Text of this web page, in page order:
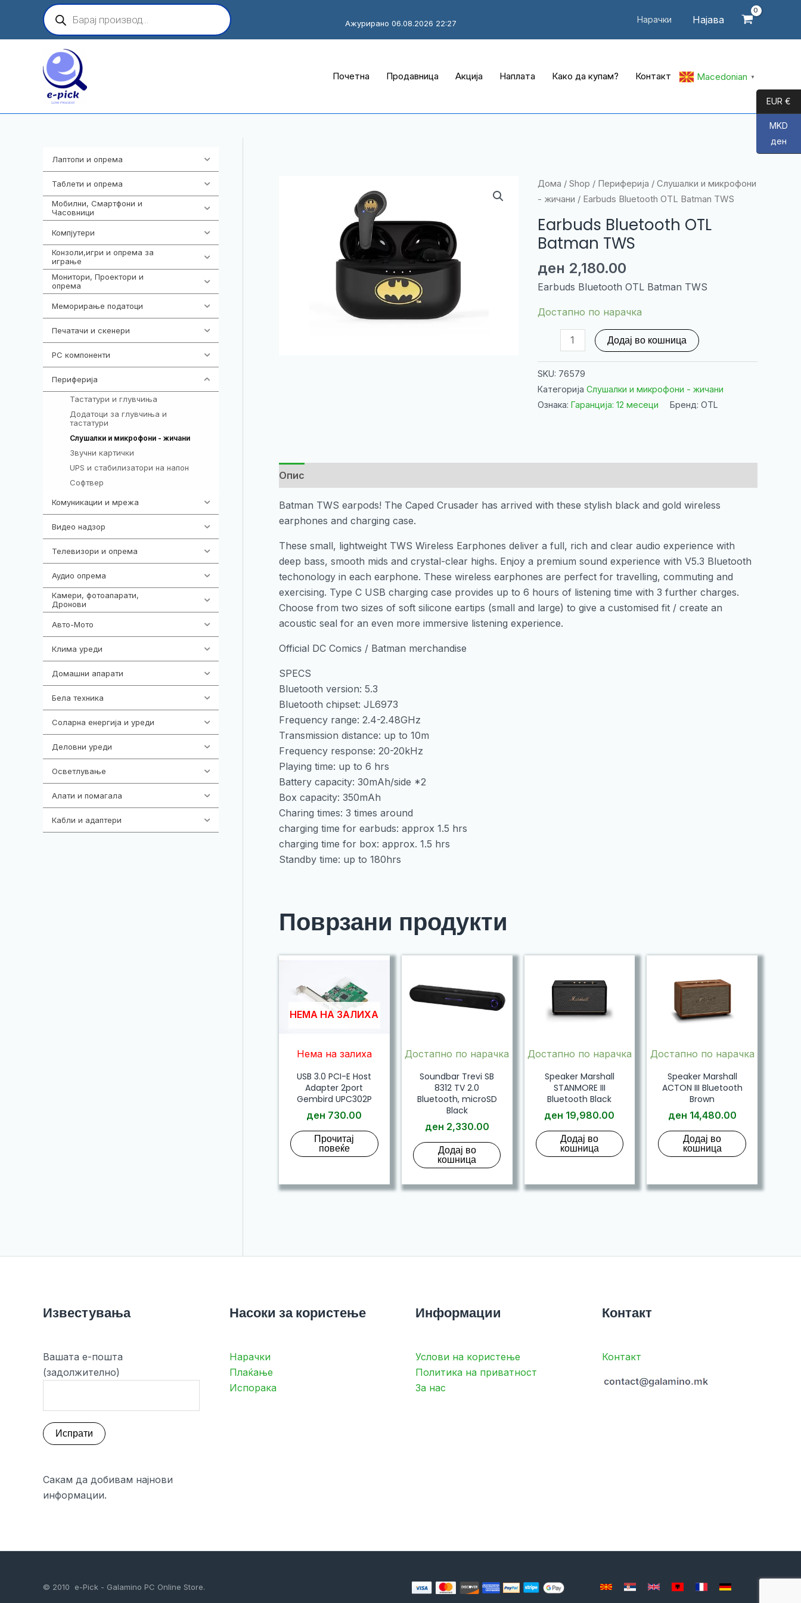
content
Products
search
Нарачки Најава
Ажурирано 06.08.2026 22:27
Почетна Продавница Акција Наплата Како да купам? Контакт Macedonian ▼
Лаптопи и опрема
Таблети и опрема
Мобилни, Смартфони и
Часовници
Компјутери
Конзоли,игри и опрема за
играње
Монитори, Проектори и
опрема
Меморирање податоци
Печатачи и скенери
PC компоненти
Периферија
Тастатури и глувчиња
Додатоци за глувчиња и
тастатури
Слушалки и микрофони - жичани
Звучни картички
UPS и стабилизатори на напон
Софтвер
Комуникации и мрежа
Видео надзор
Телевизори и опрема
Аудио опрема
Камери, фотоапарати,
Дронови
Авто-Мото
Клима уреди
Домашни апарати
Бела техника
Соларна енергија и уреди
Деловни уреди
Осветлување
Алати и помагала
Кабли и адаптери
Дома / Shop / Периферија / Слушалки и микрофони
- жичани / Earbuds Bluetooth OTL Batman TWS
Earbuds Bluetooth OTL
Batman TWS
ден 2,180.00
Earbuds Bluetooth OTL Batman TWS
Достапно по нарачка
Earbuds
Bluetooth
количина
Додај во кошница
SKU: 76579
Категорија Слушалки и микрофони - жичани
Ознака: Гаранција: 12 месеци Бренд: OTL
Опис
Batman TWS earpods! The Caped Crusader has arrived with these stylish black and gold wireless
earphones and charging case.
These small, lightweight TWS Wireless Earphones deliver a full, rich and clear audio experience with
deep bass, smooth mids and crystal-clear highs. Enjoy a premium sound experience with V5.3 Bluetooth
techonology in each earphone. These wireless earphones are perfect for travelling, commuting and
exercising. Type C USB charging case provides up to 6 hours of listening time with 3 further charges.
Choose from two sizes of soft silicone eartips (small and large) to give a customised fit / create an
acoustic seal for an even more immersive listening experience.
Official DC Comics / Batman merchandise
SPECS
Bluetooth version: 5.3
Bluetooth chipset: JL6973
Frequency range: 2.4-2.48GHz
Transmission distance: up to 10m
Frequency response: 20-20kHz
Playing time: up to 6 hrs
Battery capacity: 30mAh/side *2
Box capacity: 350mAh
Charing times: 3 times around
charging time for earbuds: approx 1.5 hrs
charging time for box: approx. 1.5 hrs
Standby time: up to 180hrs
Поврзани продукти
НЕМА НА ЗАЛИХА
Нема на залиха
USB 3.0 PCI-E Host
Adapter 2port
Gembird UPC302P
ден 730.00
Прочитај
повеќе
Достапно по нарачка
Soundbar Trevi SB
8312 TV 2.0
Bluetooth, microSD
Black
ден 2,330.00
Додај во
кошница
Достапно по нарачка
Speaker Marshall
STANMORE III
Bluetooth Black
ден 19,980.00
Додај во
кошница
Достапно по нарачка
Speaker Marshall
ACTON III Bluetooth
Brown
ден 14,480.00
Додај во
кошница
Известувања
Вашата е-пошта
(задолжително)
Сакам да добивам најнови
информации.
Насоки за користење
Нарачки
Плаќање
Испорака
Информации
Услови на користење
Политика на приватност
За нас
Контакт
Контакт
© 2010 e-Pick - Galamino PC Online Store.
EUR €
MKD
ден